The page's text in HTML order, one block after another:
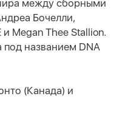
между сборными
Бочелли,
Megan Thee Stallion.
названием DNA
(Канада) и